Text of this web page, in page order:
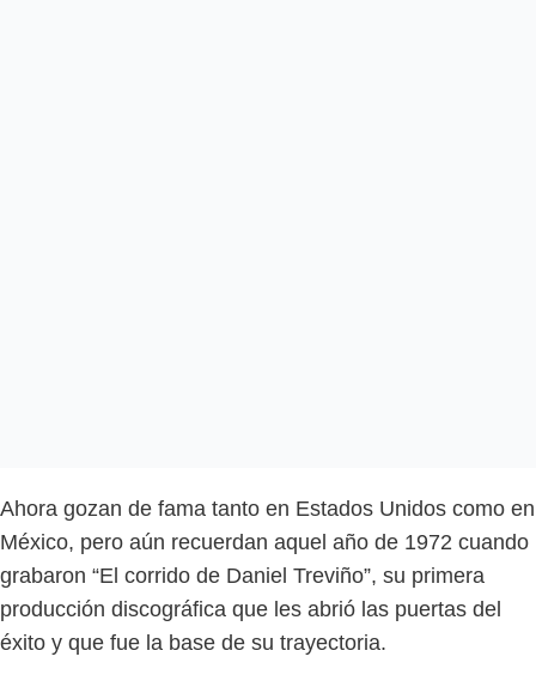
Ahora gozan de fama tanto en Estados Unidos como en
México, pero aún recuerdan aquel año de 1972 cuando
grabaron “El corrido de Daniel Treviño”, su primera
producción discográfica que les abrió las puertas del
éxito y que fue la base de su trayectoria.